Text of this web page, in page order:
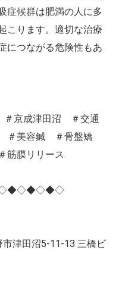
症候群は肥満の人に多
こります。適切な治療
につながる危険性もあ
京成津田沼 ＃交通
美容鍼 ＃骨盤矯
筋膜リリース
津田沼5-11-13 三橋ビ